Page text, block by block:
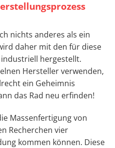
nichts anderes als ein
daher mit den für diese
hergestellt.
Hersteller verwenden,
ein Geheimnis
das Rad neu erfinden!
Massenfertigung von
Recherchen vier
kommen können. Diese